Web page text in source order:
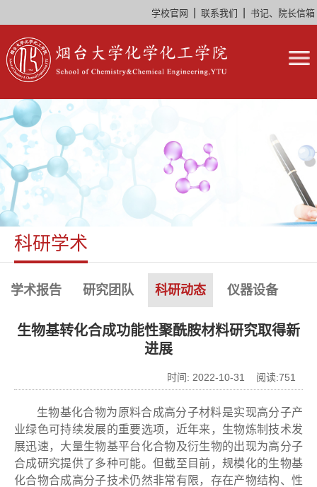
学校官网 联系我们 书记、院长信箱
科研学术
学术报告 研究团队 科研动态 仪器设备
生物基转化合成功能性聚酰胺材料研究取得新
进展
时间: 2022-10-31 阅读:751
生物基化合物为原料合成高分子材料是实现高分子产
业绿色可持续发展的重要选项，近年来，生物炼制技术发
展迅速，大量生物基平台化合物及衍生物的出现为高分子
合成研究提供了多种可能。但截至目前，规模化的生物基
化合物合成高分子技术仍然非常有限，存在产物结构、性